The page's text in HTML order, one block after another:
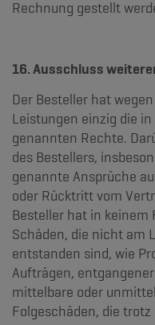
Rechnung gestellt
16. Ausschluss
Der Besteller hat
Leistungen einzig die
genannten Rechte.
des Bestellers,
genannte Ansprüche
oder Rücktritt vom
Besteller hat in keinem
Schäden, die nicht am
entstanden sind, wie
Aufträgen,
mittelbare oder
Folgeschäden, die